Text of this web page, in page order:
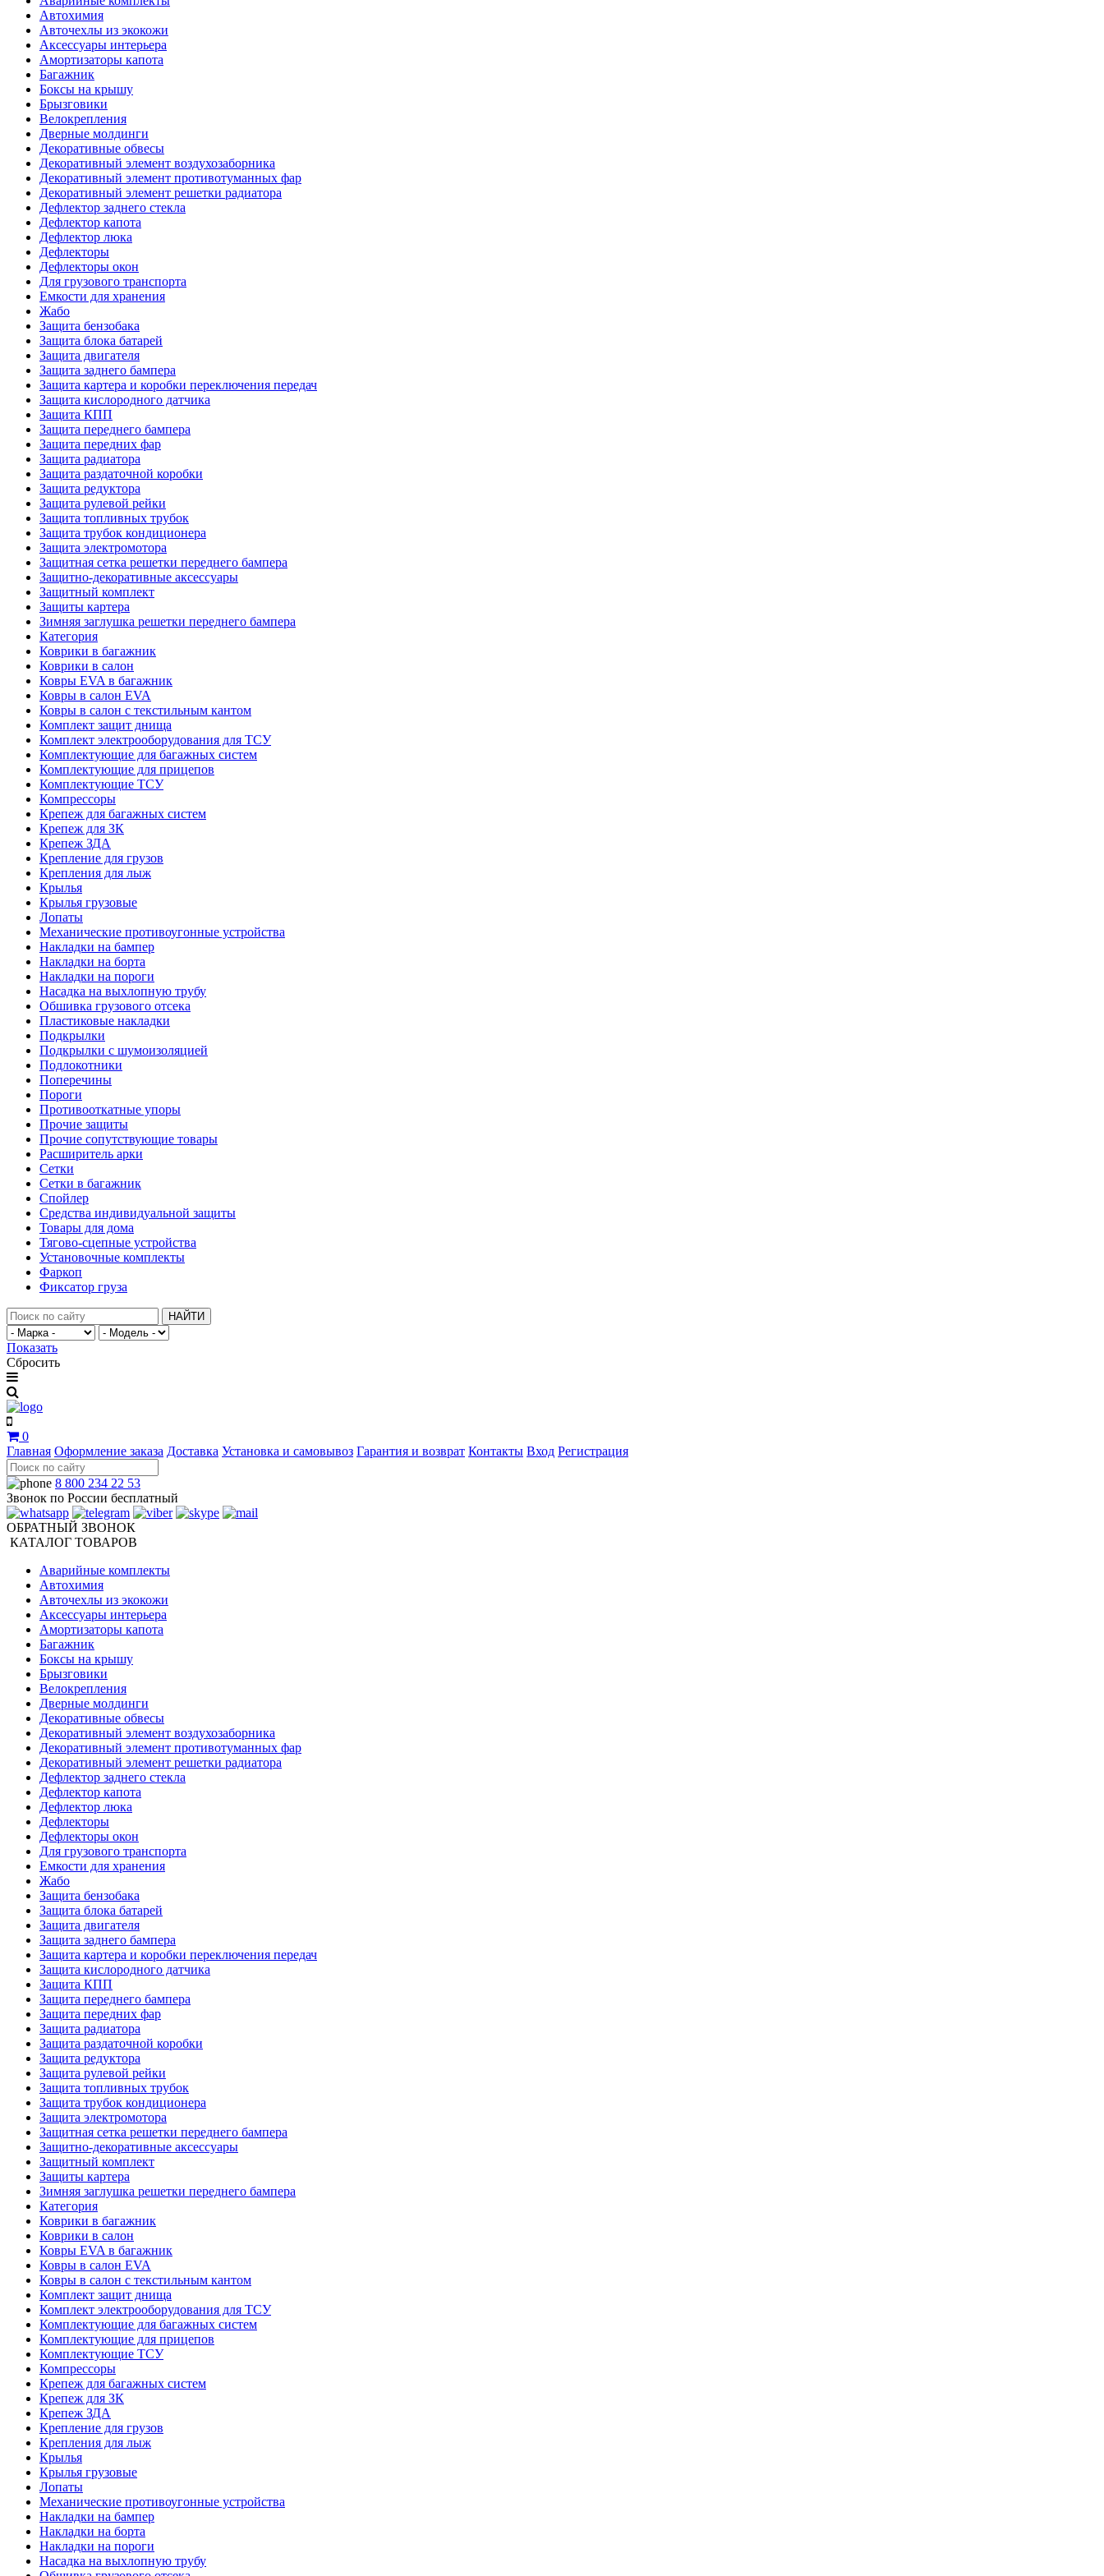
Автохимия
Авточехлы из экокожи
Аксессуары интерьера
Амортизаторы капота
Багажник
Боксы на крышу
Брызговики
Велокрепления
Дверные молдинги
Декоративные обвесы
Декоративный элемент воздухозаборника
Декоративный элемент противотуманных фар
Декоративный элемент решетки радиатора
Дефлектор заднего стекла
Дефлектор капота
Дефлектор люка
Дефлекторы
Дефлекторы окон
Для грузового транспорта
Емкости для хранения
Жабо
Защита бензобака
Защита блока батарей
Защита двигателя
Защита заднего бампера
Защита картера и коробки переключения передач
Защита кислородного датчика
Защита КПП
Защита переднего бампера
Защита передних фар
Защита радиатора
Защита раздаточной коробки
Защита редуктора
Защита рулевой рейки
Защита топливных трубок
Защита трубок кондиционера
Защита электромотора
Защитная сетка решетки переднего бампера
Защитно-декоративные аксессуары
Защитный комплект
Защиты картера
Зимняя заглушка решетки переднего бампера
Категория
Коврики в багажник
Коврики в салон
Ковры EVA в багажник
Ковры в салон EVA
Ковры в салон с текстильным кантом
Комплект защит днища
Комплект электрооборудования для ТСУ
Комплектующие для багажных систем
Комплектующие для прицепов
Комплектующие ТСУ
Компрессоры
Крепеж для багажных систем
Крепеж для ЗК
Крепеж ЗДА
Крепление для грузов
Крепления для лыж
Крылья
Крылья грузовые
Лопаты
Механические противоугонные устройства
Накладки на бампер
Накладки на борта
Накладки на пороги
Насадка на выхлопную трубу
Обшивка грузового отсека
Пластиковые накладки
Подкрылки
Подкрылки с шумоизоляцией
Подлокотники
Поперечины
Пороги
Противооткатные упоры
Прочие защиты
Прочие сопутствующие товары
Расширитель арки
Сетки
Сетки в багажник
Спойлер
Средства индивидуальной защиты
Товары для дома
Тягово-сцепные устройства
Установочные комплекты
Фаркоп
Фиксатор груза
НАЙТИ
Показать
Сбросить
0
Главная Оформление заказа Доставка Установка и самовывоз Гарантия и возврат Контакты Вход Регистрация
8 800 234 22 53
Звонок по России бесплатный
ОБРАТНЫЙ ЗВОНОК
КАТАЛОГ ТОВАРОВ
Аварийные комплекты
Автохимия
Авточехлы из экокожи
Аксессуары интерьера
Амортизаторы капота
Багажник
Боксы на крышу
Брызговики
Велокрепления
Дверные молдинги
Декоративные обвесы
Декоративный элемент воздухозаборника
Декоративный элемент противотуманных фар
Декоративный элемент решетки радиатора
Дефлектор заднего стекла
Дефлектор капота
Дефлектор люка
Дефлекторы
Дефлекторы окон
Для грузового транспорта
Емкости для хранения
Жабо
Защита бензобака
Защита блока батарей
Защита двигателя
Защита заднего бампера
Защита картера и коробки переключения передач
Защита кислородного датчика
Защита КПП
Защита переднего бампера
Защита передних фар
Защита радиатора
Защита раздаточной коробки
Защита редуктора
Защита рулевой рейки
Защита топливных трубок
Защита трубок кондиционера
Защита электромотора
Защитная сетка решетки переднего бампера
Защитно-декоративные аксессуары
Защитный комплект
Защиты картера
Зимняя заглушка решетки переднего бампера
Категория
Коврики в багажник
Коврики в салон
Ковры EVA в багажник
Ковры в салон EVA
Ковры в салон с текстильным кантом
Комплект защит днища
Комплект электрооборудования для ТСУ
Комплектующие для багажных систем
Комплектующие для прицепов
Комплектующие ТСУ
Компрессоры
Крепеж для багажных систем
Крепеж для ЗК
Крепеж ЗДА
Крепление для грузов
Крепления для лыж
Крылья
Крылья грузовые
Лопаты
Механические противоугонные устройства
Накладки на бампер
Накладки на борта
Накладки на пороги
Насадка на выхлопную трубу